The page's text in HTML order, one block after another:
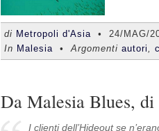
di Metropoli d'Asia • 24/MAG/
In Malesia • Argomenti autori,
Da Malesia Blues,
I clienti dell’Hideout se